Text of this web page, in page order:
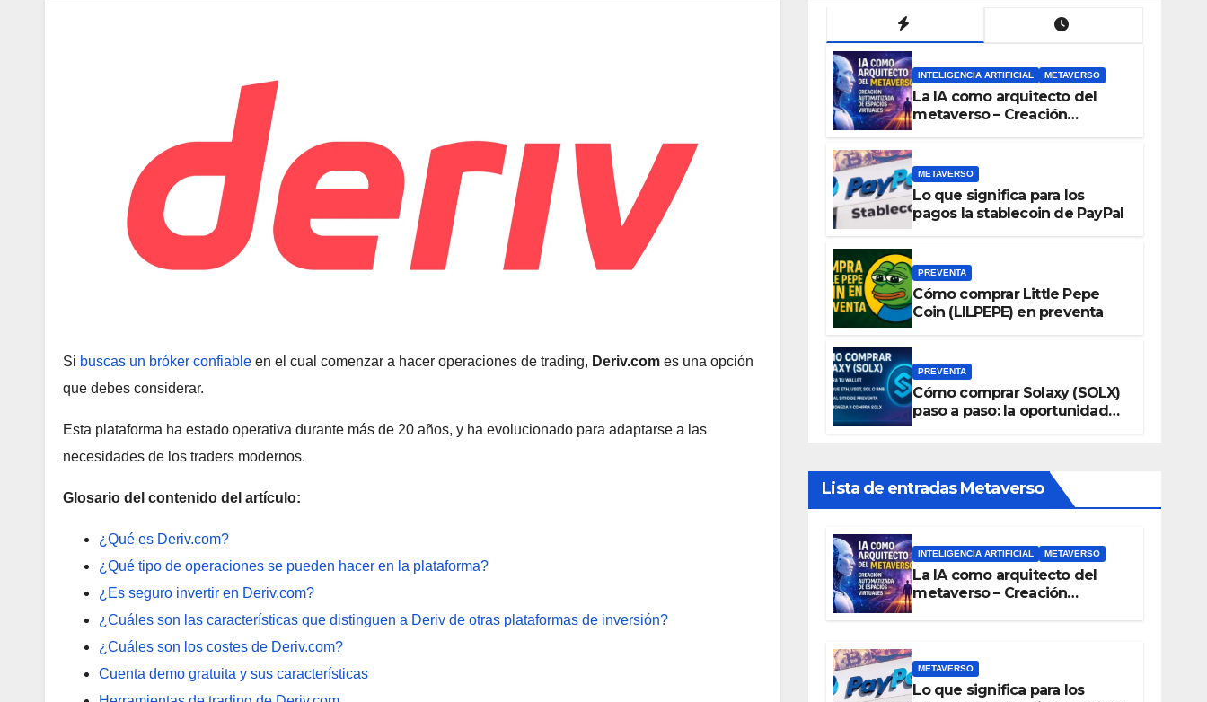
Si buscas un bróker confiable en el cual comenzar a hacer operaciones de trading, Deriv.com es una opción
que debes considerar.
Esta plataforma ha estado operativa durante más de 20 años, y ha evolucionado para adaptarse a las
necesidades de los traders modernos.
Glosario del contenido del artículo:
¿Qué es Deriv.com?
¿Qué tipo de operaciones se pueden hacer en la plataforma?
¿Es seguro invertir en Deriv.com?
¿Cuáles son las características que distinguen a Deriv de otras plataformas de inversión?
¿Cuáles son los costes de Deriv.com?
Cuenta demo gratuita y sus características
INTELIGENCIA ARTIFICIAL METAVERSO
La IA como arquitecto del
metaverso – Creación
METAVERSO
Lo que significa para los
pagos la stablecoin de PayPal
PREVENTA
Cómo comprar Little Pepe
Coin (LILPEPE) en preventa
PREVENTA
Cómo comprar Solaxy (SOLX)
paso a paso: la oportunidad
Lista de entradas Metaverso
INTELIGENCIA ARTIFICIAL METAVERSO
La IA como arquitecto del
metaverso – Creación
METAVERSO
Lo que significa para los